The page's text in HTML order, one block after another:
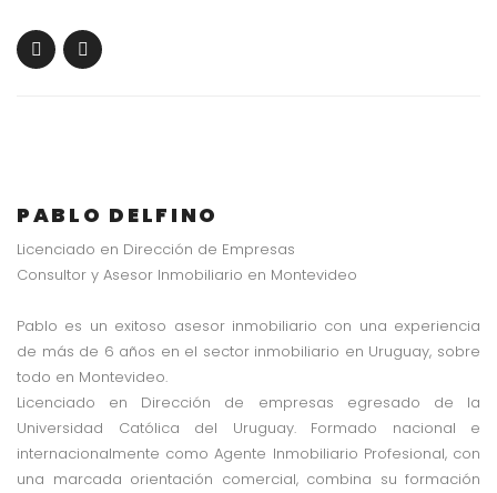
PABLO DELFINO
Licenciado en Dirección de Empresas
Consultor y Asesor Inmobiliario en Montevideo
Pablo es un exitoso asesor inmobiliario con una experiencia
de más de 6 años en el sector inmobiliario en Uruguay, sobre
todo en Montevideo.
Licenciado en Dirección de empresas egresado de la
Universidad Católica del Uruguay. Formado nacional e
internacionalmente como Agente Inmobiliario Profesional, con
una marcada orientación comercial, combina su formación